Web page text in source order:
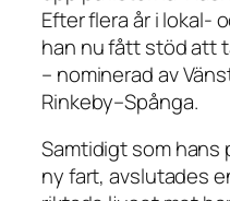
Efter flera år i lokal-
han nu fått stöd att
– nominerad av
Rinkeby–Spånga.
Samtidigt som
ny fart, avslutades